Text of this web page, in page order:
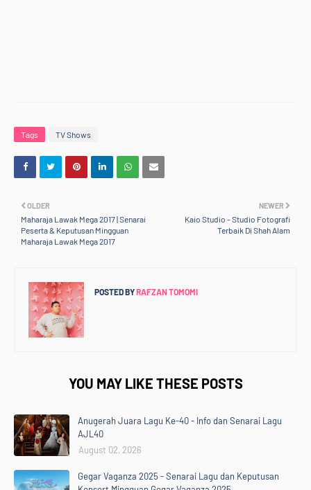
Tags TV Shows
NEWER
Kaio Studio - Studio Fotografi
Terbaik Di Shah Alam
OLDER
Maharaja Lawak Mega 2017 | Senarai
Peserta & Keputusan Mingguan
Maharaja Lawak Mega 2017
POSTED BYRAFZAN TOMOMI
YOU MAY LIKE THESE POSTS
Anugerah Juara Lagu Ke-40 - Info dan Senarai Lagu
AJL40
August 02, 2026
Gegar Vaganza 2025 - Senarai Lagu dan Keputusan